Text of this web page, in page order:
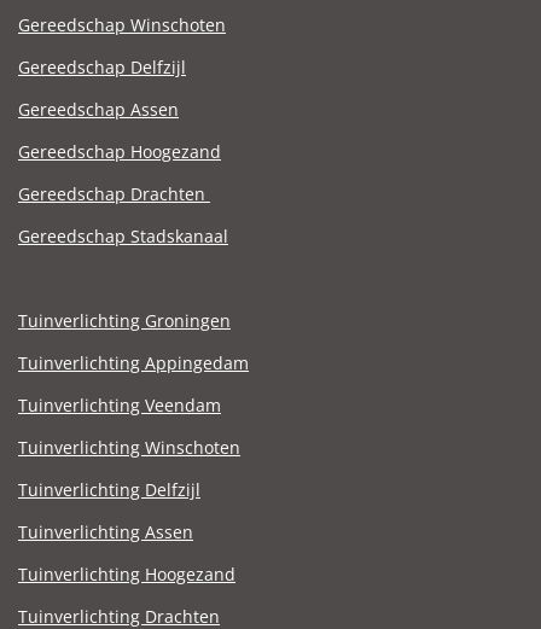
Gereedschap Winschoten
Gereedschap Delfzijl
Gereedschap Assen
Gereedschap Hoogezand
Gereedschap Drachten
Gereedschap Stadskanaal
Tuinverlichting Groningen
Tuinverlichting Appingedam
Tuinverlichting Veendam
Tuinverlichting Winschoten
Tuinverlichting Delfzijl
Tuinverlichting Assen
Tuinverlichting Hoogezand
Tuinverlichting Drachten